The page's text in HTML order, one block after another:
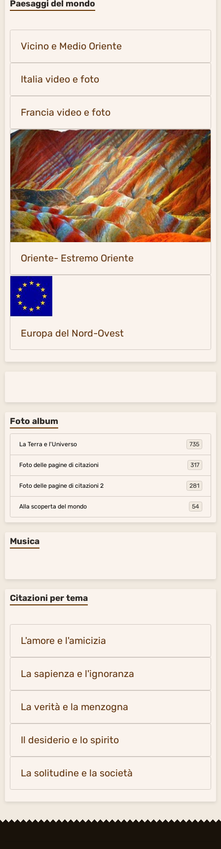
Paesaggi del mondo
Vicino e Medio Oriente
Italia video e foto
Francia video e foto
Oriente- Estremo Oriente
Europa del Nord-Ovest
Foto album
La Terra e l'Universo 735
Foto delle pagine di citazioni 317
Foto delle pagine di citazioni 2 281
Alla scoperta del mondo 54
Musica
Citazioni per tema
L'amore e l'amicizia
La sapienza e l'ignoranza
La verità e la menzogna
Il desiderio e lo spirito
La solitudine e la società